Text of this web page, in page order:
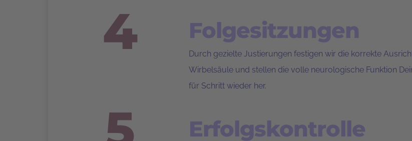
4 Folgesitzungen
Durch gezielte Justierungen festigen wir die korrekte
Wirbelsäule und stellen die volle neurologische Funktion
für Schritt wieder her.
Erfolgskontrolle